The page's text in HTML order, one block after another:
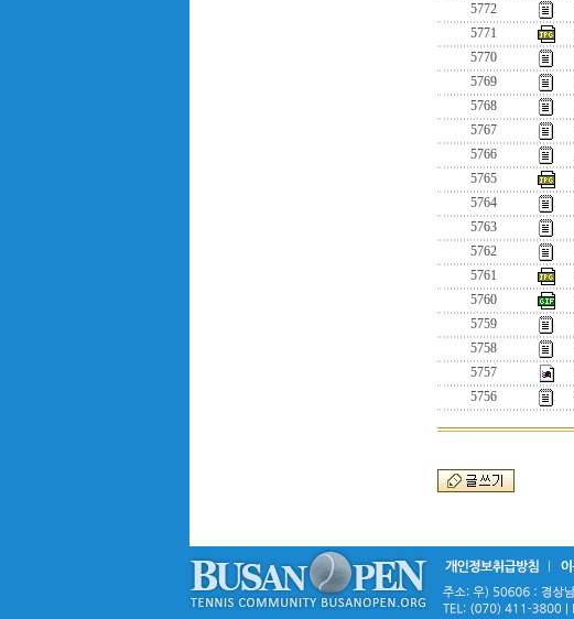
5772
5771
5770
5769
5768
5767
5766
5765
5764
5763
5762
5761
5760
5759
5758
5757
5756